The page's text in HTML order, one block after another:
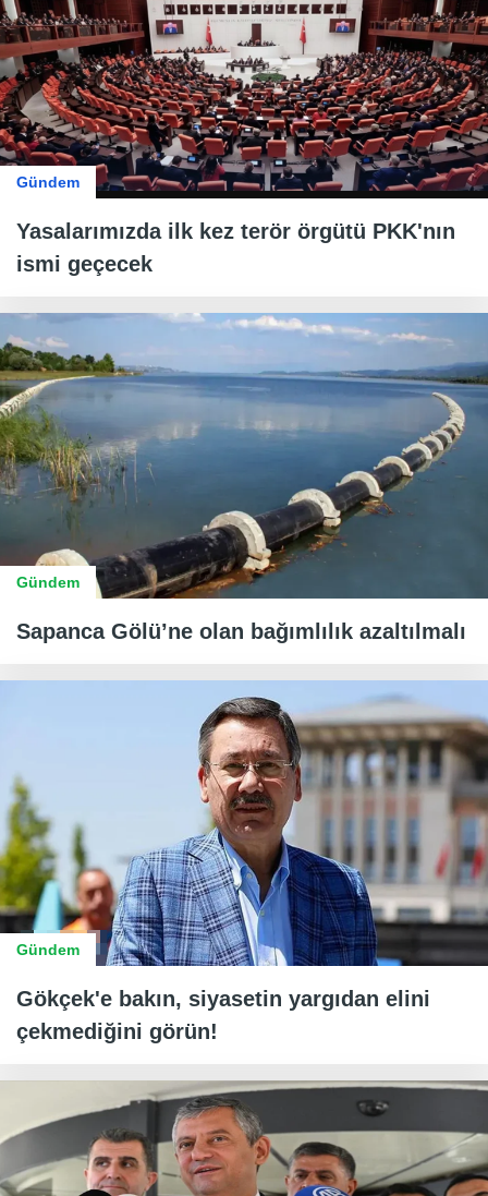
Gündem
Yasalarımızda ilk kez terör örgütü PKK'nın
ismi geçecek
Gündem
Sapanca Gölü’ne olan bağımlılık azaltılmalı
Gündem
Gökçek'e bakın, siyasetin yargıdan elini
çekmediğini görün!